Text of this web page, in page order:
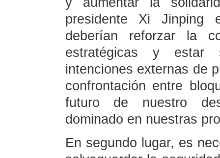
presidente Xi Jinping
deberían reforzar la
estratégicas y estar
intenciones externas de
confrontación entre
futuro de nuestro
dominado en nuestras
En segundo lugar, es